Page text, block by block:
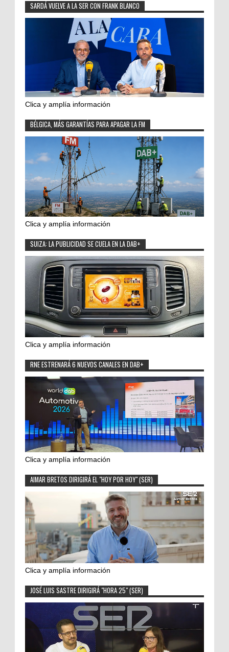
SARDÁ VUELVE A LA SER CON FRANK BLANCO
Clica y amplía información
BÉLGICA, MÁS GARANTÍAS PARA APAGAR LA FM
Clica y amplía información
SUIZA: LA PUBLICIDAD SE CUELA EN LA DAB+
Clica y amplía información
RNE ESTRENARÁ 6 NUEVOS CANALES EN DAB+
Clica y amplía información
AIMAR BRETOS DIRIGIRÁ EL "HOY POR HOY" (SER)
Clica y amplía información
JOSÉ LUIS SASTRE DIRIGIRÁ "HORA 25" (SER)